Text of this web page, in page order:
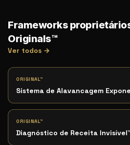
Frameworks
Originals™
Ver todos →
ORIGINAL™
Sistema de Alavancagem
ORIGINAL™
Diagnóstico de Receita Invisível